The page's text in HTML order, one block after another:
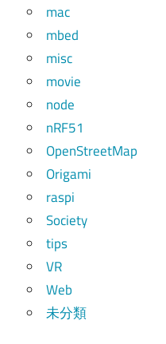
mac
mbed
misc
movie
node
nRF51
OpenStreetMap
Origami
raspi
Society
tips
VR
Web
未分類